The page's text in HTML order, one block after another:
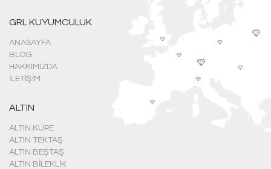
GRL KUYUMCULUK
ANASAYFA
BLOG
HAKKIMIZDA
İLETIŞIM
ALTIN
ALTIN KÜPE
ALTIN TEKTAŞ
ALTIN BEŞTAŞ
ALTIN BILEKLIK